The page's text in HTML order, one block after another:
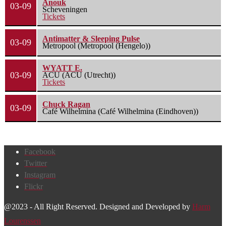
03-09
Anouk
Scheveningen
Tickets
03-09
Antimatter & Sleeping Pulse
Metropool (Metropool (Hengelo))
03-09
WYATT E.
ACU (ACU (Utrecht))
Tickets
03-09
Chuck Ragan
Café Wilhelmina (Café Wilhelmina (Eindhoven))
Facebook
Twitter
Instagram
Flickr
@2023 - All Right Reserved. Designed and Developed by Harm
Lourenssen